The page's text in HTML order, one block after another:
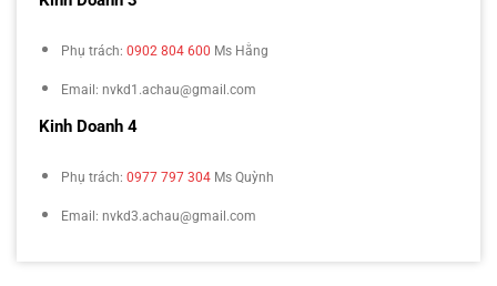
Phụ trách: 0902 804 600 Ms Hằng
Email: nvkd1.achau@gmail.com
Kinh Doanh 4
Phụ trách: 0977 797 304 Ms Quỳnh
Email: nvkd3.achau@gmail.com